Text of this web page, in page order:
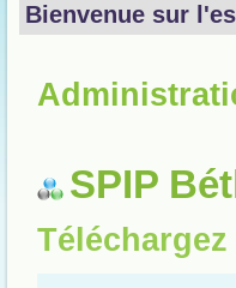
Bienvenue sur
SPIP
Téléchargez